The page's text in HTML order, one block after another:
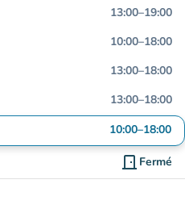
13:00–19:00
10:00–18:00
13:00–18:00
13:00–18:00
10:00–18:00
door_front Fermé